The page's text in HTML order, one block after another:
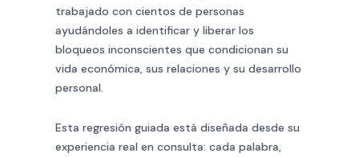
trabajado con cientos de personas
ayudándoles a identificar y liberar los
bloqueos inconscientes que condicionan su
vida económica, sus relaciones y su desarrollo
personal.
Esta regresión guiada está diseñada desde su
experiencia real en consulta: cada palabra,